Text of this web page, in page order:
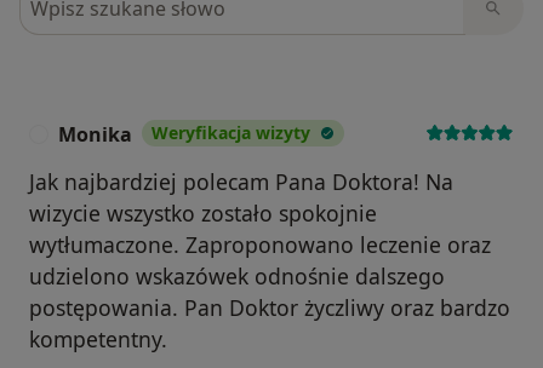
Monika Weryfikacja wizyty
Jak najbardziej polecam Pana Doktora! Na
wizycie wszystko zostało spokojnie
wytłumaczone. Zaproponowano leczenie oraz
udzielono wskazówek odnośnie dalszego
postępowania. Pan Doktor życzliwy oraz bardzo
kompetentny.